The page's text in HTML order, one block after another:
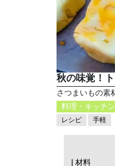
秋の味覚！
さつまいもの素
料理・キッチン
レシピ 手軽
| 材料